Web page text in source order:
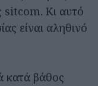
sitcom. Κι αυτό
είναι αληθινό
κατά βάθος